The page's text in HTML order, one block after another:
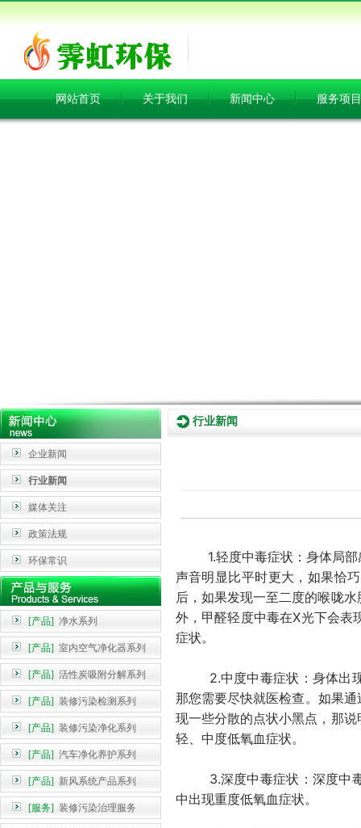
网站首页 关于我们 新闻中心 服务项目
企业新闻
行业新闻
媒体关注
政策法规
环保常识
[产品] 净水系列
[产品] 室内空气净化器系列
[产品] 活性炭吸附分解系列
[产品] 装修污染检测系列
[产品] 装修污染净化系列
[产品] 汽车净化养护系列
[产品] 新风系统产品系列
[服务] 装修污染治理服务
行业新闻
1.轻度中毒症状：身体局部
声音明显比平时更大，如果恰
后，如果发现一至二度的喉咙
外，甲醛轻度中毒在X光下会表
症状。
2.中度中毒症状：身体出现
那您需要尽快就医检查。如果
现一些分散的点状小黑点，那
轻、中度低氧血症状。
3.深度中毒症状：深度中毒
中出现重度低氧血症状。